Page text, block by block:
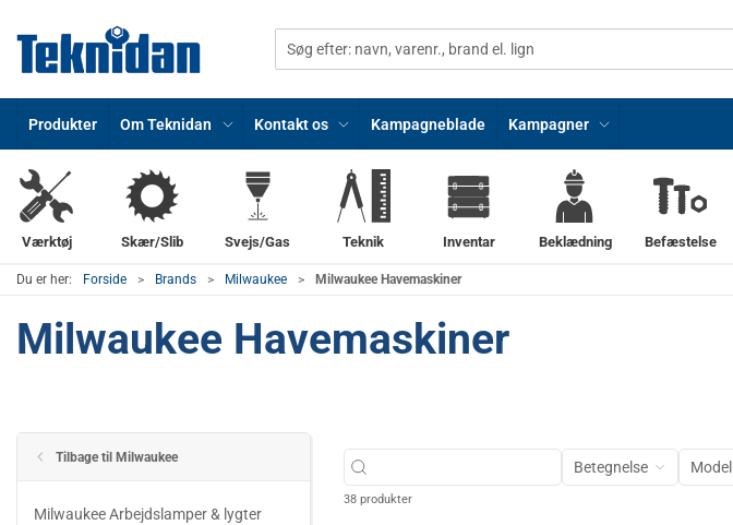
Produkter Om Teknidan Kontakt os Kampagneblade Kampagner
Værktøj Skær/Slib Svejs/Gas Teknik Inventar Beklædning Befæstelse
Du er her: Forside Brands Milwaukee Milwaukee Havemaskiner
Milwaukee Havemaskiner
Tilbage til Milwaukee
Milwaukee Arbejdslamper & lygter
Betegnelse Model
38 produkter